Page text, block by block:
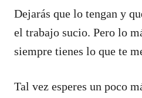
Dejarás que lo tengan y
el trabajo sucio. Pero lo
siempre tienes lo que te
Tal vez esperes un poco